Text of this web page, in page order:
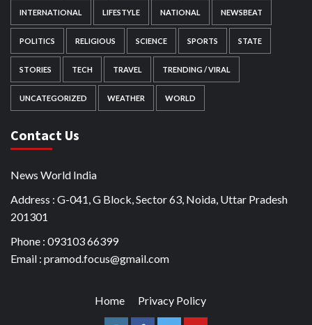
INTERNATIONAL LIFESTYLE NATIONAL NEWSBEAT
POLITICS RELIGIOUS SCIENCE SPORTS STATE
STORIES TECH TRAVEL TRENDING / VIRAL
UNCATEGORIZED WEATHER WORLD
Contact Us
News World India
Address : G-041, G Block, Sector 63, Noida, Uttar Pradesh
201301
Phone : 093103 66399
Email : pramod.focus@gmail.com
Home Privacy Policy